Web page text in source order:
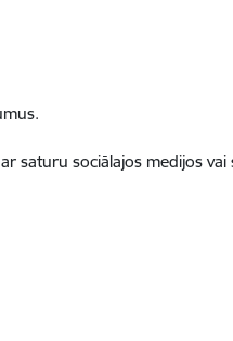
saturu sociālajos medijos